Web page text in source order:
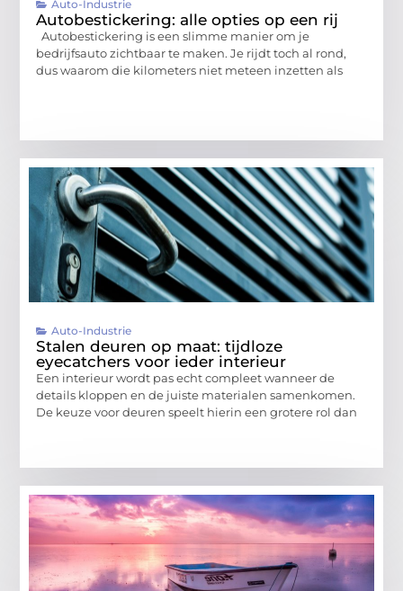
Auto-Industrie
Autobestickering: alle opties op een rij
Autobestickering is een slimme manier om je
bedrijfsauto zichtbaar te maken. Je rijdt toch al rond,
dus waarom die kilometers niet meteen inzetten als
Auto-Industrie
Stalen deuren op maat: tijdloze
eyecatchers voor ieder interieur
Een interieur wordt pas echt compleet wanneer de
details kloppen en de juiste materialen samenkomen.
De keuze voor deuren speelt hierin een grotere rol dan